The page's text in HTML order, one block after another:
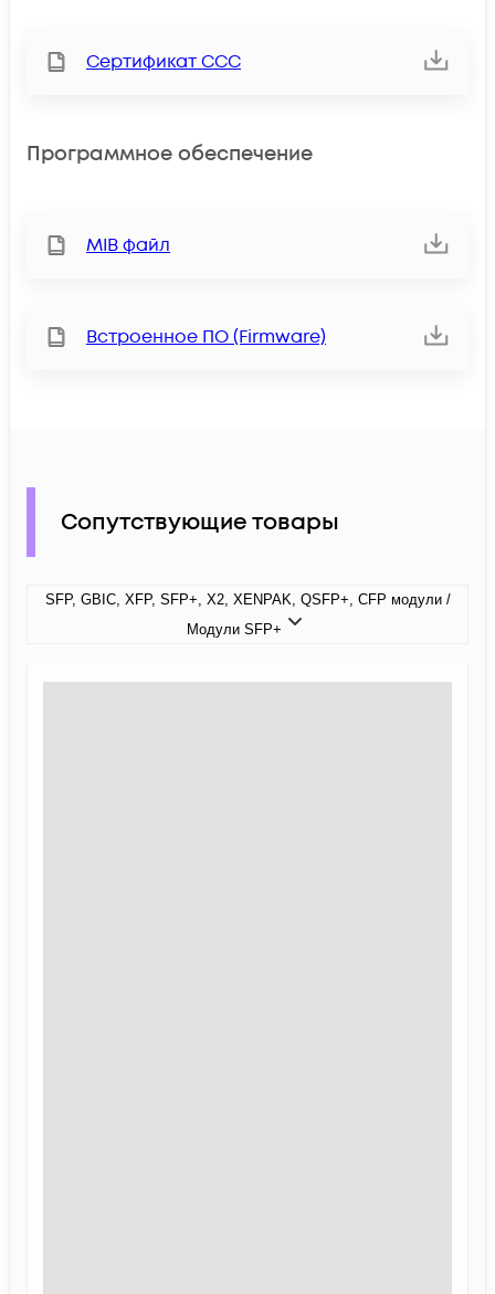
Сертификат ССС
Программное обеспечение
MIB файл
Встроенное ПО (Firmware)
Сопутствующие товары
SFP, GBIC, XFP, SFP+, X2, XENPAK, QSFP+, CFP модули /
Модули SFP+